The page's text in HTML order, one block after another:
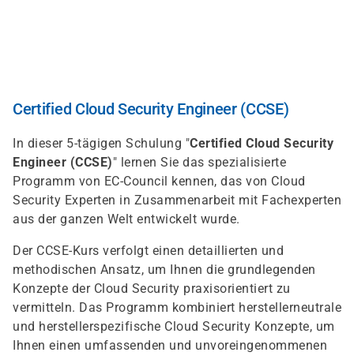
Certified Cloud Security Engineer (CCSE)
In dieser 5-tägigen Schulung "Certified Cloud Security
Engineer (CCSE)" lernen Sie das spezialisierte
Programm von EC-Council kennen, das von Cloud
Security Experten in Zusammenarbeit mit Fachexperten
aus der ganzen Welt entwickelt wurde.
Der CCSE-Kurs verfolgt einen detaillierten und
methodischen Ansatz, um Ihnen die grundlegenden
Konzepte der Cloud Security praxisorientiert zu
vermitteln. Das Programm kombiniert herstellerneutrale
und herstellerspezifische Cloud Security Konzepte, um
Ihnen einen umfassenden und unvoreingenommenen